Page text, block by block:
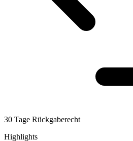
30 Tage Rückgaberecht
Highlights